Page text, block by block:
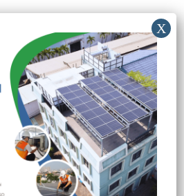
att skapa en trygg miljö.
vara störande, medan mjuka
Tänk på hur färgerna
en subtil kombination av grått
och tidlös effekt.
En sänghimmel med
lyfta rummet utan att det känns
former eller
för att harmonisera med övrig